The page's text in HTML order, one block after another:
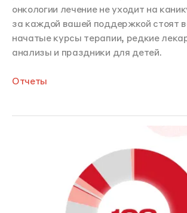
онкологии лечение не уходит на
за каждой вашей поддержкой стоят
начатые курсы терапии, редкие
анализы и праздники для детей.
Отчеты